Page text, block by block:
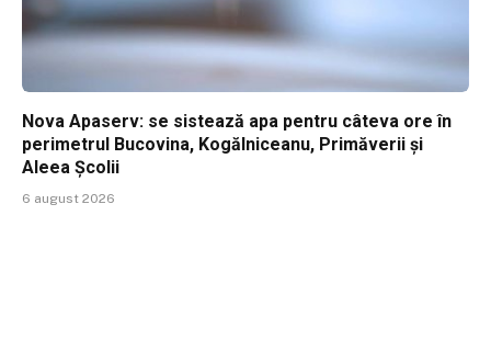
Nova Apaserv: se sistează apa pentru câteva ore în
perimetrul Bucovina, Kogălniceanu, Primăverii și
Aleea Școlii
6 august 2026